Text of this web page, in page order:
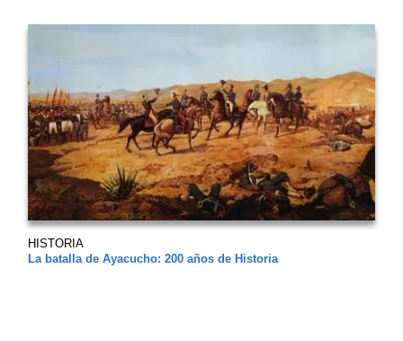
HISTORIA
La batalla de Ayacucho: 200 años de Historia